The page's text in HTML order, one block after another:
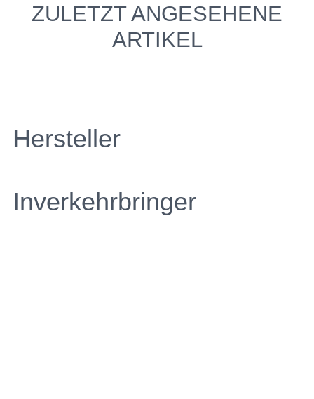
ZULETZT ANGESEHENE
ARTIKEL
Hersteller
Inverkehrbringer